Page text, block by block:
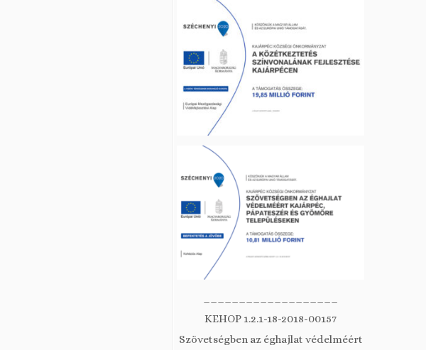
KEHOP 1.2.1-18-2018-00157
Szövetségben az éghajlat védelméért